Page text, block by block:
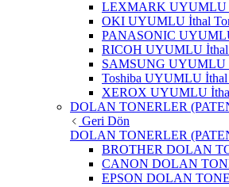
LEXMARK UYUMLU
OKI UYUMLU İthal
PANASONIC
RICOH UYUMLU İthal
SAMSUNG UYUMLU
Toshiba UYUMLU İthal
XEROX UYUMLU
DOLAN TONERLER
Geri Dön
DOLAN TONERLER
BROTHER DOLAN
CANON DOLAN
EPSON DOLAN